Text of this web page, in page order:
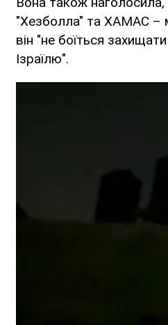
"Хезболла" та ХАМАС –
він "не боїться
Ізраїлю".